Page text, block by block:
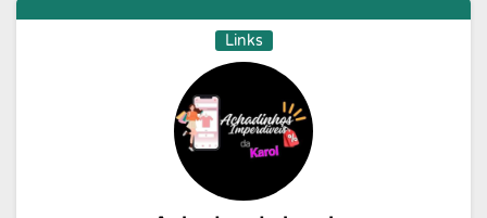
Links